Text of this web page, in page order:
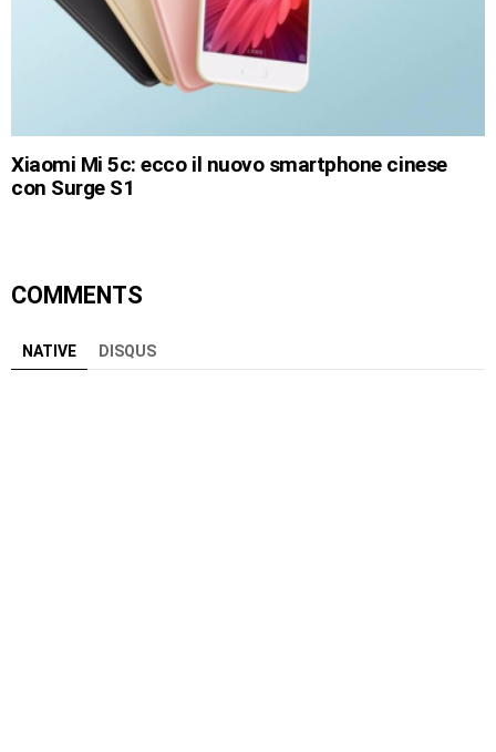
Xiaomi Mi 5c: ecco il nuovo smartphone cinese
con Surge S1
COMMENTS
NATIVE DISQUS